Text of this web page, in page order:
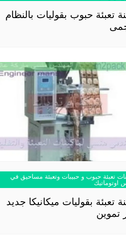
تعبئة حبوب بقوليات بالنظام
تعبئة حبوب و حبيبات وتعبئة مساحيق في
اوتوماتيك
تعبئة بقوليات ميكانيكا جديد
تموين